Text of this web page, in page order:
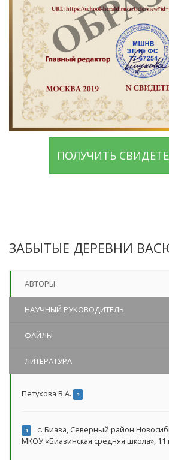
ПОЛУЧИТЬ
ЗАБЫТЫЕ ДЕРЕВНИ
АВТОРЫ
НАУЧНЫЙ РУКОВОДИТЕЛЬ
ФАЙЛЫ
ЛИТЕРАТУРА
Петухова В.А. 1
1
с. Биаза, Северный район
МКОУ «Биазинская средняя школа», 11